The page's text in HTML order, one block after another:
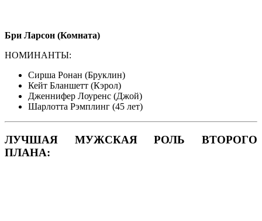
Бри Ларсон (Комната)
НОМИНАНТЫ:
Сирша Ронан (Бруклин)
Кейт Бланшетт (Кэрол)
Дженнифер Лоуренс (Джой)
Шарлотта Рэмплинг (45 лет)
ЛУЧШАЯ МУЖСКАЯ РОЛЬ ВТОРОГО
ПЛАНА: